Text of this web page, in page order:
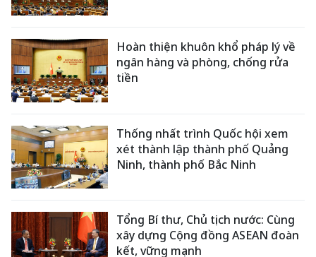
Hoàn thiện khuôn khổ pháp lý về
ngân hàng và phòng, chống rửa
tiền
Thống nhất trình Quốc hội xem
xét thành lập thành phố Quảng
Ninh, thành phố Bắc Ninh
Tổng Bí thư, Chủ tịch nước: Cùng
xây dựng Cộng đồng ASEAN đoàn
kết, vững mạnh